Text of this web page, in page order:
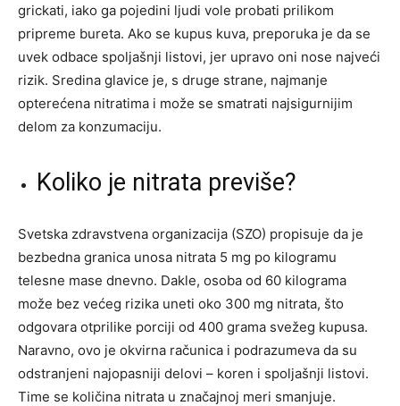
grickati, iako ga pojedini ljudi vole probati prilikom
pripreme bureta. Ako se kupus kuva, preporuka je da se
uvek odbace spoljašnji listovi, jer upravo oni nose najveći
rizik. Sredina glavice je, s druge strane, najmanje
opterećena nitratima i može se smatrati najsigurnijim
delom za konzumaciju.
Koliko je nitrata previše?
Svetska zdravstvena organizacija (SZO) propisuje da je
bezbedna granica unosa nitrata 5 mg po kilogramu
telesne mase dnevno. Dakle, osoba od 60 kilograma
može bez većeg rizika uneti oko 300 mg nitrata, što
odgovara otprilike porciji od 400 grama svežeg kupusa.
Naravno, ovo je okvirna računica i podrazumeva da su
odstranjeni najopasniji delovi – koren i spoljašnji listovi.
Time se količina nitrata u značajnoj meri smanjuje.